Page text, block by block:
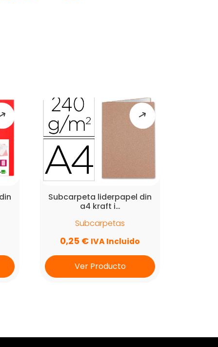
Subcarpeta liderpapel din
a4 kraft i…
Subcarpetas
0,25 € IVA Incluido
Ver Producto